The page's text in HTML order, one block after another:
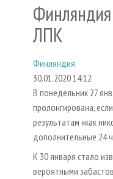
ЛПК
Финляндия
30.01.2020 14:12
В понедельник 27
пролонгирована,
результатам «как
дополнительные 24
К 30 января стало
вероятными